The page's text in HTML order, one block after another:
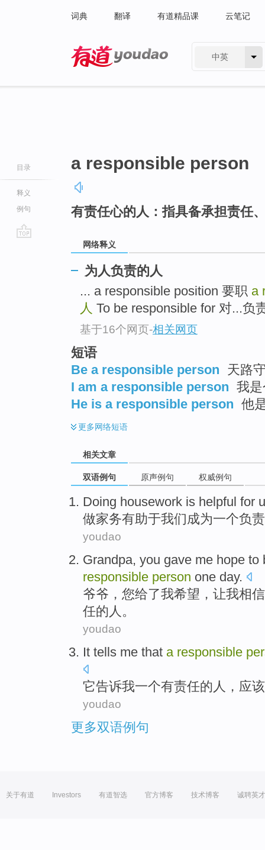
词典 翻译 有道精品课 云笔记
中英
目录
释义
例句
a responsible person
有责任心的人：指具备承担责任
网络释义
为人负责的人
... a responsible position 要职 a
人 To be responsible for 对...负
基于16个网页-相关网页
短语
Be a responsible person 天路
I am a responsible person 我
He is a responsible person 他
更多网络短语
相关文章
双语例句 原声例句 权威例句
Doing housework is helpful for
做家务有助于我们成为一个负
youdao
Grandpa, you gave me hope
responsible person one day.
爷爷，您给了我希望，让我相
任的人。
youdao
It tells me that a responsible
它告诉我一个有责任的 人 ，应该
youdao
更多双语例句
关于有道 Investors 有道智选 官方博客 技术博客 诚聘英才